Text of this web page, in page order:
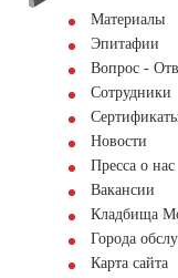
Материалы
Эпитафии
Вопрос -
Сотрудники
Новости
Пресса о нас
Вакансии
Кладбища
Города
Карта сайта